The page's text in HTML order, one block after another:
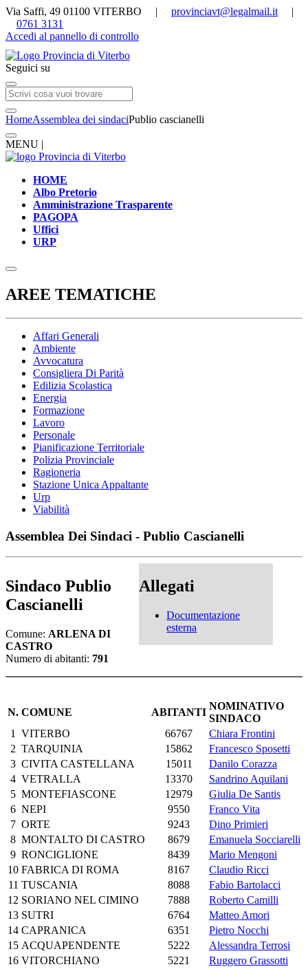
Via Saffi, 49 01100 VITERBO | provinciavt@legalmail.it |
0761 3131
Accedi al pannello di controllo
Seguici su
HomeAssemblea dei sindaciPublio cascianelli
MENU |
HOME
Albo Pretorio
Amministrazione Trasparente
PAGOPA
Uffici
URP
AREE TEMATICHE
Affari Generali
Ambiente
Avvocatura
Consigliera Di Parità
Edilizia Scolastica
Energia
Formazione
Lavoro
Personale
Pianificazione Territoriale
Polizia Provinciale
Ragioneria
Stazione Unica Appaltante
Urp
Viabilità
Assemblea Dei Sindaci - Publio Cascianelli
Sindaco Publio
Cascianelli
Comune: ARLENA DI
CASTRO
Numero di abitanti: 791
Allegati
Documentazione
esterna
N. COMUNE ABITANTI
NOMINATIVO
SINDACO
1
VITERBO 66767
Chiara Frontini
2 TARQUINIA 15862
Francesco Sposetti
3 CIVITA CASTELLANA 15011
Danilo Corazza
4 VETRALLA 13370
Sandrino Aquilani
5 MONTEFIASCONE 12979
Giulia De Santis
6 NEPI 9550
Franco Vita
7 ORTE 9243
Dino Primieri
8 MONTALTO DI CASTRO 8679
Emanuela Socciarelli
9 RONCIGLIONE 8439
Mario Mengoni
10 FABRICA DI ROMA 8167
Claudio Ricci
11 TUSCANIA 8088
Fabio Bartolacci
12 SORIANO NEL CIMINO 7888
Roberto Camilli
13 SUTRI 6764
Matteo Amori
14 CAPRANICA 6351
Pietro Nocchi
15 ACQUAPENDENTE 5222
Alessandra Terrosi
16 VITORCHIANO 5221
Ruggero Grassotti